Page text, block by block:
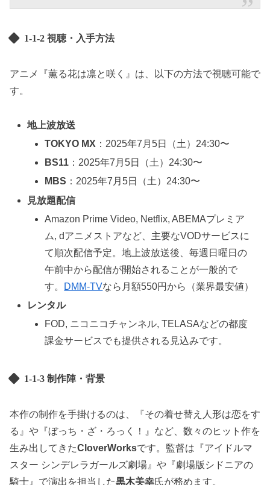
1-1-2 視聴・入手方法
アニメ『薫る花は凛と咲く』は、以下の方法で視聴可能で
す。
地上波放送
TOKYO MX ：2025年7月5日（土）24:30〜
BS11 ：2025年7月5日（土）24:30〜
MBS ：2025年7月5日（土）24:30〜
見放題配信
Amazon Prime Video, Netflix, ABEMAプレミア
ム, dアニメストアなど、主要なVODサービスに
て順次配信予定。地上波放送後、毎週日曜日の
午前中から配信が開始されることが一般的で
す。 DMM-TVなら月額550円から（業界最安値）
レンタル
FOD, ニコニコチャンネル, TELASAなどの都度
課金サービスでも提供される見込みです。
1-1-3 制作陣・背景
本作の制作を手掛けるのは、『その着せ替え人形は恋をす
る』や『ぼっち・ざ・ろっく！』など、数々のヒット作を
生み出してきたCloverWorksです。監督は『アイドルマ
スター シンデレラガールズ劇場』や『劇場版シドニアの
騎士』で演出を担当した黒木美幸氏が務めます。